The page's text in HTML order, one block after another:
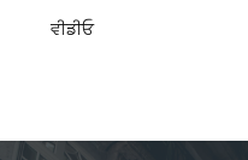
ਵੀਡੀਓ